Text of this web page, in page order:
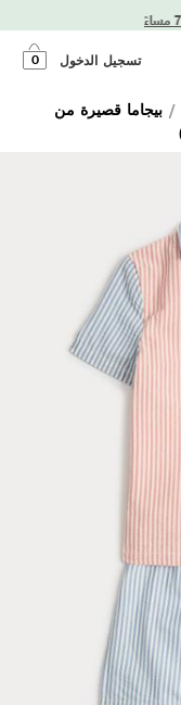
تسجيل الدخول 0
/ بيجاما قصيرة من